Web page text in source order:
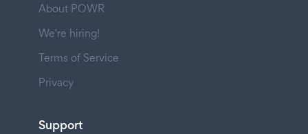
About POWR
We're hiring!
Terms of Service
Privacy
Support